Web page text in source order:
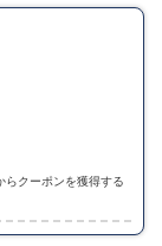
らクーポンを獲得する